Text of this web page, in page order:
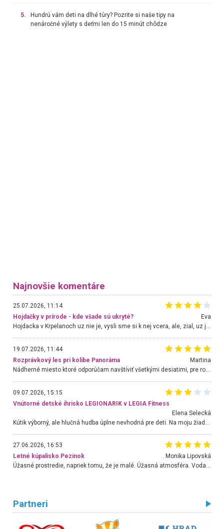
5.
Hundrú vám deti na dlhé túry? Pozrite si naše tipy na
nenáročné výlety s deťmi len do 15 minút chôdze
Najnovšie komentáre
25.07.2026, 11:14
Hojdačky v prírode - kde všade sú ukryté?
Eva
Hojdacka v Krpelanoch uz nie je, vysli sme si k nej vcera, ale, zial, uz je znicena. Ak sem planujete cestu len kvoli hojdacke, mozete si ju usetrit. Krasny vyhlad je tu vsak aj bez hojdacky :-)
19.07.2026, 11:44
Rozprávkový les pri kolibe Panoráma
Martina
Nádherné miesto ktoré odporúčam navštíviť všetkými desiatimi, pre rodiny s deťmi, dôchodcom... Proste a jednoducho ozaj rozprávkový les.. určite ešte prídeme. Odniesli sme si na pamiatku krásne tričká,
09.07.2026, 15:15
Vnútorné detské ihrisko LEGIONARIK v LEGIA Fitness
Elena Selecká
27.06.2026, 16:53
Letné kúpalisko Pezinok
. Monika Lipovská
Úžasné prostredie, napriek tomu, že je malé. Úžasná atmosféra. Voda fantastická a nádherná. Ľudí je pomerne veľa, ale su mili a ohľaduplní. Je veľmi zaujímavé sledovať, ako dokážu spolu športovať cudzí ľudia a bez ohľadu na vek. Vládne tu pohoda. Vnuka neviem dostať z vody. Ďakujem za krásny deň . Urcite sa sem vrátim. Jediný problém je s parkovaním, ale aj ten sa mi podarilo vyriešiť. Monika Bratislava
Partneri